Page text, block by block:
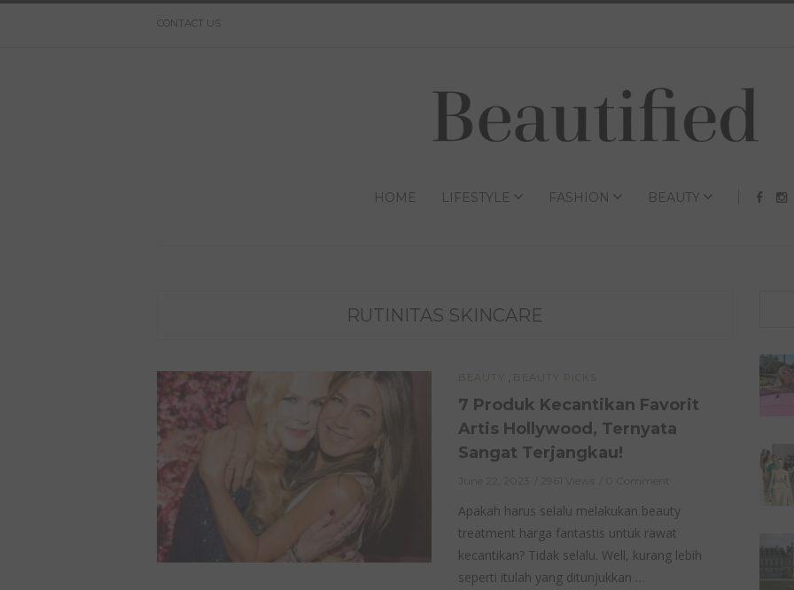
CONTACT US
HOME LIFESTYLE FASHION BEAUTY
RUTINITAS SKINCARE
BEAUTY BEAUTY PICKS
7 Produk Kecantikan Favorit
Artis Hollywood, Ternyata
Sangat Terjangkau!
Apakah harus selalu melakukan beauty
treatment harga fantastis untuk rawat
kecantikan? Tidak selalu. Well, kurang lebih
seperti itulah yang ditunjukkan …